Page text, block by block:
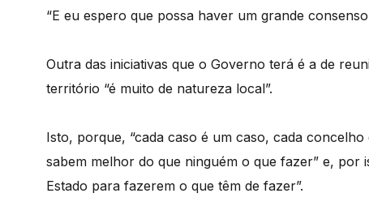
“E eu espero que possa haver um grande
Outra das iniciativas que o Governo terá é a de
território “é muito de natureza local”.
Isto, porque, “cada caso é um caso, cada
sabem melhor do que ninguém o que fazer” e,
Estado para fazerem o que têm de fazer”.